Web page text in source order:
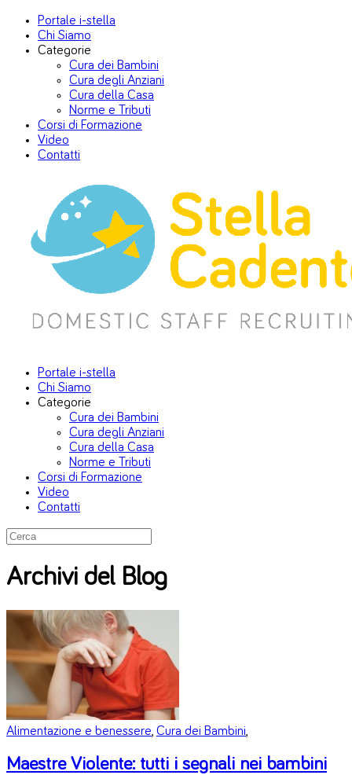
Portale i-stella
Chi Siamo
Categorie
Cura dei Bambini
Cura degli Anziani
Cura della Casa
Norme e Tributi
Corsi di Formazione
Video
Contatti
Portale i-stella
Chi Siamo
Categorie
Cura dei Bambini
Cura degli Anziani
Cura della Casa
Norme e Tributi
Corsi di Formazione
Video
Contatti
Archivi del Blog
Alimentazione e benessere, Cura dei Bambini,
Maestre Violente: tutti i segnali nei bambini